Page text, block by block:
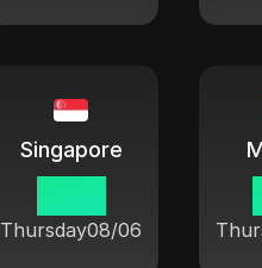
Singapore
Thursday08/06